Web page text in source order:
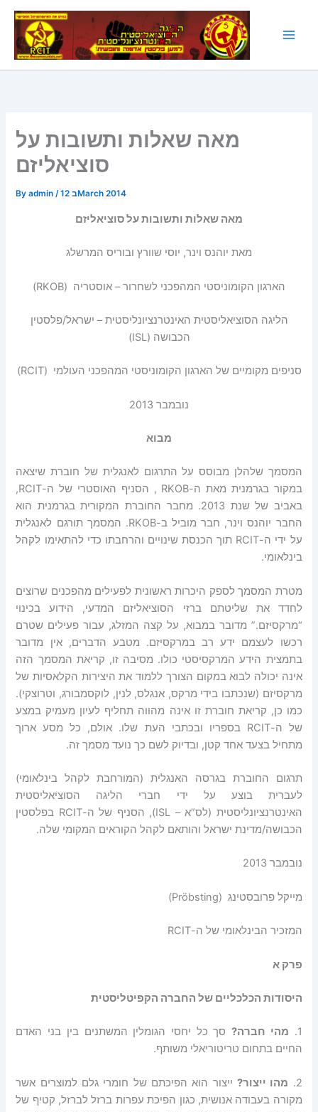
Skip
content
מאה שאלות ותשובות על
סוציאליזם
Byadmin/ 12 בMarch 2014
מאה שאלות ותשובותעלסוציאליזם
מאת יוהנס וינר, יוסי שוורץ ובוריס המרשלג
הארגון הקומוניסטי המהפכני לשחרור – אוסטריה (RKOB)
הליגה הסוציאליסטית האינטרנציונליסטית – ישראל/פלסטין
הכבושה (ISL)
סניפים מקומיים של הארגון הקומוניסטי המהפכני העולמי (RCIT)
נובמבר 2013
מבוא
המסמך שלהלן מבוסס על התרגום לאנגלית של חוברת שיצאה
במקור בגרמנית מאת ה-RKOB , הסניף האוסטרי של ה-RCIT,
באביב של שנת 2013. מחבר החוברת המקורית בגרמנית הוא
החבר יוהנס וינר, חבר מוביל ב-RKOB. המסמך תורגם לאנגלית
על ידי ה-RCIT תוך הכנסת שינויים והרחבתו כדי להתאימו לקהל
בינלאומי.
מטרת המסמך לספק היכרות ראשונית לפעילים מהפכנים שרוצים
לחדד את שליטתם ברזי הסוציאליזם המדעי, הידוע בכינוי
“מרקסיזם.” מדובר במבוא, על קצה המזלג, עבור פעילים שטרם
רכשו לעצמם ידע רב במרקסיזם. מטבע הדברים, אין מדובר
בתמצית הידע המרקסיסטי כולו. מסיבה זו, קריאת המסמך הזה
אינה יכולה לבוא במקום הצורך ללמוד את היצירות הקלאסיות של
מרקסיזם (שנכתבו בידי מרקס, אנגלס, לנין, לוקסמבורג, וטרוצקי).
כמו כן, קריאת חוברת זו אינה מהווה תחליף לעיון מעמיק במצע
של ה-RCIT בספריו ובכתבי העת שלו. אולם, כל מסע ארוך
מתחיל בצעד אחד קטן, ובדיוק לשם כך נועד מסמך זה.
תרגום החוברת בגרסה האנגלית (המורחבת לקהל בינלאומי)
לעברית בוצע על ידי חברי הליגה הסוציאליסטית
האינטרנציונליסטית (לס”א – ISL), הסניף של ה-RCIT בפלסטין
הכבושה/מדינת ישראל והותאם לקהל הקוראים המקומי שלה.
נובמבר 2013
מייקל פרובסטינג (Pröbsting)
המזכיר הבינלאומי של ה-RCIT
פרק א
היסודות הכלכליים של החברה הקפיטליסטית
1. מהי חברה?סך כל יחסי הגומלין המשתנים בין בני האדם
החיים בתחום טריטוריאלי משותף.
2. מהו ייצור? ייצור הוא הפיכתם של חומרי גלם למוצרים אשר
מקורה בעבודה אנושית, כגון הפיכת עפרות ברזל לברזל, קטיף של